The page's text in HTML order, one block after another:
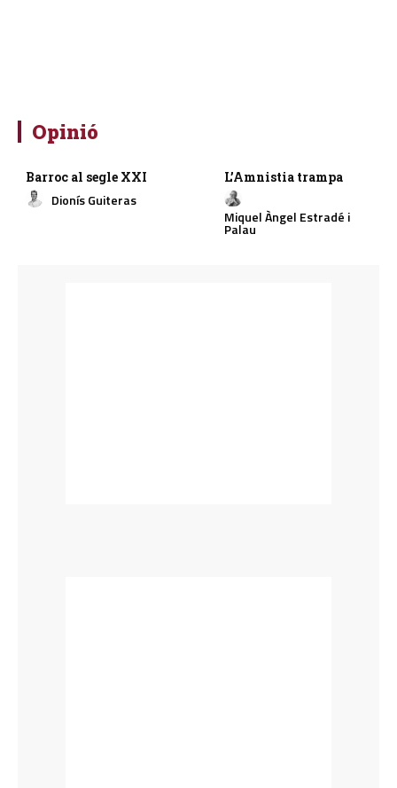
Opinió
Barroc al segle XXI
Dionís Guiteras
L’Amnistia trampa
Miquel Àngel Estradé i
Palau